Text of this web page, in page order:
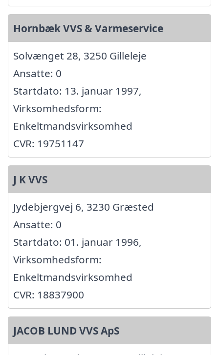
Hornbæk VVS & Varmeservice
Solvænget 28, 3250 Gilleleje
Ansatte: 0
Startdato: 13. januar 1997,
Virksomhedsform:
Enkeltmandsvirksomhed
CVR: 19751147
J K VVS
Jydebjergvej 6, 3230 Græsted
Ansatte: 0
Startdato: 01. januar 1996,
Virksomhedsform:
Enkeltmandsvirksomhed
CVR: 18837900
JACOB LUND VVS ApS